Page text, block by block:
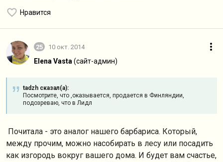
Нравится
25 10 окт. 2014
Elena Vasta (сайт-админ)
tadzh сказал(а):
Посмотрите, что ,оказывается, продается в Финляндии,
подозреваю, что в Лидл
Почитала - это аналог нашего барбариса. Который,
между прочим, можно насобирать в лесу или посадить
как изгородь вокруг вашего дома. И будет вам счастье,